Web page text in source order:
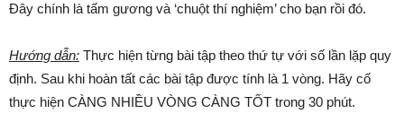
Đây chính là tấm gương và ‘chuột thí nghiệm’ cho bạn rồi đó.
Hướng dẫn: Thực hiện từng bài tập theo thứ tự với số lần lặp quy
định. Sau khi hoàn tất các bài tập được tính là 1 vòng. Hãy cố
thực hiện CÀNG NHIỀU VÒNG CÀNG TỐT trong 30 phút.